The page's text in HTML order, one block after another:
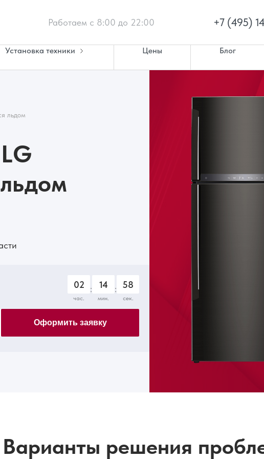
Работаем с 8:00 до 22:00 +7 (495)
Установка техники Цены Блог
льдом
02
час.
: 14
мин.
: 57
сек.
Оформить заявку
Варианты решения